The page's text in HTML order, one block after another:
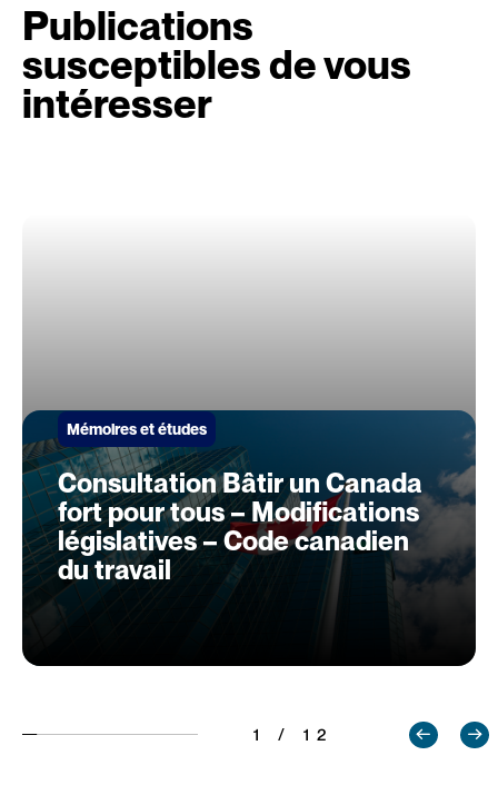
Publications
susceptibles de vous
intéresser
Mémoires et études
Consultation Bâtir un Canada
fort pour tous – Modifications
législatives – Code canadien
du travail
1 / 12